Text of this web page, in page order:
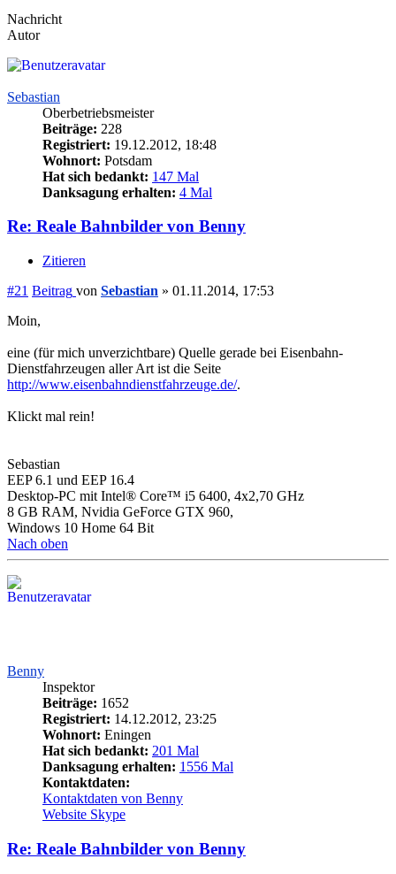
Nachricht
Autor
Sebastian
Oberbetriebsmeister
Beiträge: 228
Registriert: 19.12.2012, 18:48
Wohnort: Potsdam
Hat sich bedankt: 147 Mal
Danksagung erhalten: 4 Mal
Re: Reale Bahnbilder von Benny
Zitieren
#21 Beitrag von Sebastian » 01.11.2014, 17:53
Moin,
eine (für mich unverzichtbare) Quelle gerade bei Eisenbahn-
Dienstfahrzeugen aller Art ist die Seite
http://www.eisenbahndienstfahrzeuge.de/.
Klickt mal rein!
Sebastian
EEP 6.1 und EEP 16.4
Desktop-PC mit Intel® Core™ i5 6400, 4x2,70 GHz
8 GB RAM, Nvidia GeForce GTX 960,
Windows 10 Home 64 Bit
Nach oben
Benny
Inspektor
Beiträge: 1652
Registriert: 14.12.2012, 23:25
Wohnort: Eningen
Hat sich bedankt: 201 Mal
Danksagung erhalten: 1556 Mal
Kontaktdaten:
Kontaktdaten von Benny
Website Skype
Re: Reale Bahnbilder von Benny